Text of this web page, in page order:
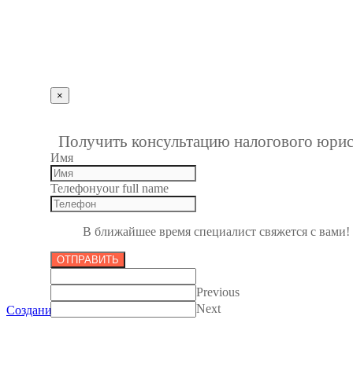
×
Получить консультацию налогового
Имя
Телефонyour full name
В ближайшее время специалист свяжется с вами!
ОТПРАВИТЬ
Previous
Next
Создание сайтов в Пензе Все права защищены 2012-2017.